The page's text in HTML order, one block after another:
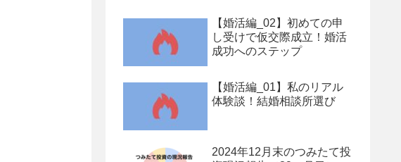
【婚活編_02】初めての申
し受けで仮交際成立！婚活
成功へのステップ
【婚活編_01】私のリアル
体験談！結婚相談所選び
2024年12月末のつみたて投